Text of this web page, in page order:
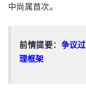
中尚属首次。
前情提要： 争议
理框架